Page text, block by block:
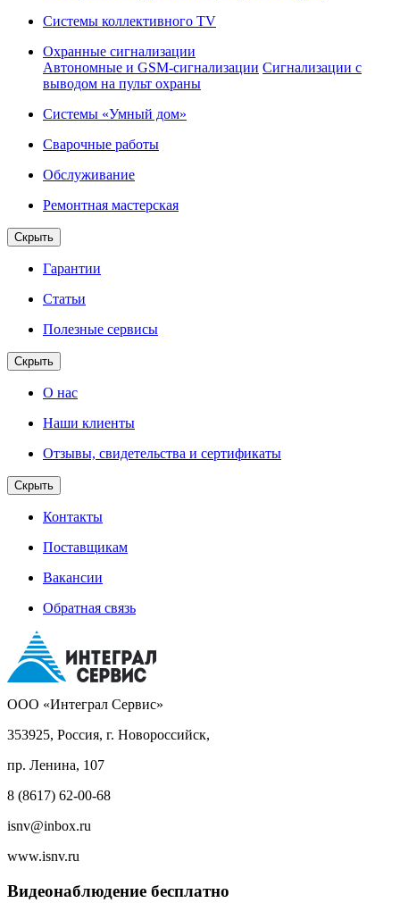
Системы коллективного TV
Охранные сигнализации
Автономные и GSM-сигнализации Сигнализации с
выводом на пульт охраны
Системы «Умный дом»
Сварочные работы
Обслуживание
Ремонтная мастерская
Скрыть
Гарантии
Статьи
Полезные сервисы
Скрыть
О нас
Наши клиенты
Отзывы, свидетельства и сертификаты
Скрыть
Контакты
Поставщикам
Вакансии
Обратная связь
ООО «Интеграл Сервис»
353925, Россия, г. Новороссийск,
пр. Ленина, 107
8 (8617) 62-00-68
isnv@inbox.ru
www.isnv.ru
Видеонаблюдение бесплатно